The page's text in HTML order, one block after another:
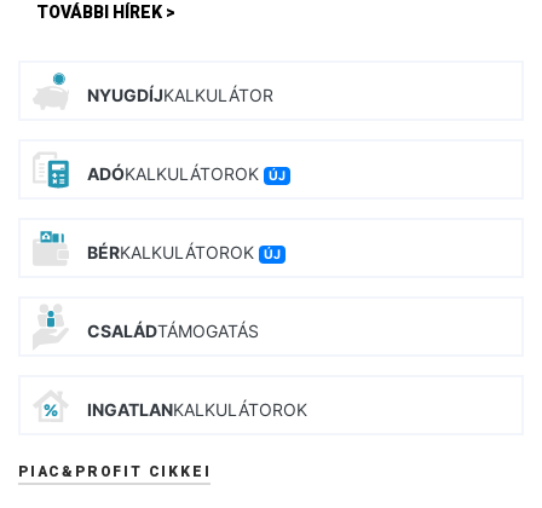
TOVÁBBI HÍREK >
NYUGDÍJKALKULÁTOR
ADÓKALKULÁTOROK ÚJ
BÉRKALKULÁTOROK ÚJ
CSALÁDTÁMOGATÁS
INGATLANKALKULÁTOROK
PIAC&PROFIT CIKKEI